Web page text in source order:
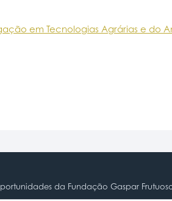
em Tecnologias Agrárias e do
da Fundação Gaspar